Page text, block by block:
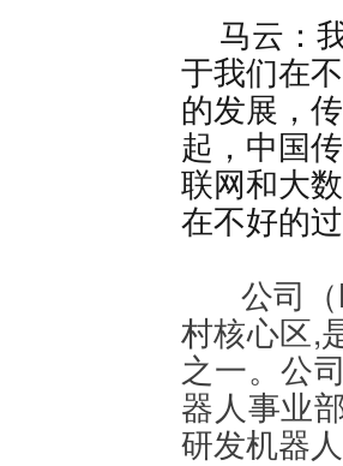
马云：
于我们在
的发展，
起，中国
联网和大
在不好的
公司
村核心区,
之一。公
器人事业
研发机器